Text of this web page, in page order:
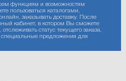
функциям и возможностям
пользоваться каталогами,
заказывать доставку. После
кабинет, в котором Вы сможете
статус текущего заказа,
специальные предложения для